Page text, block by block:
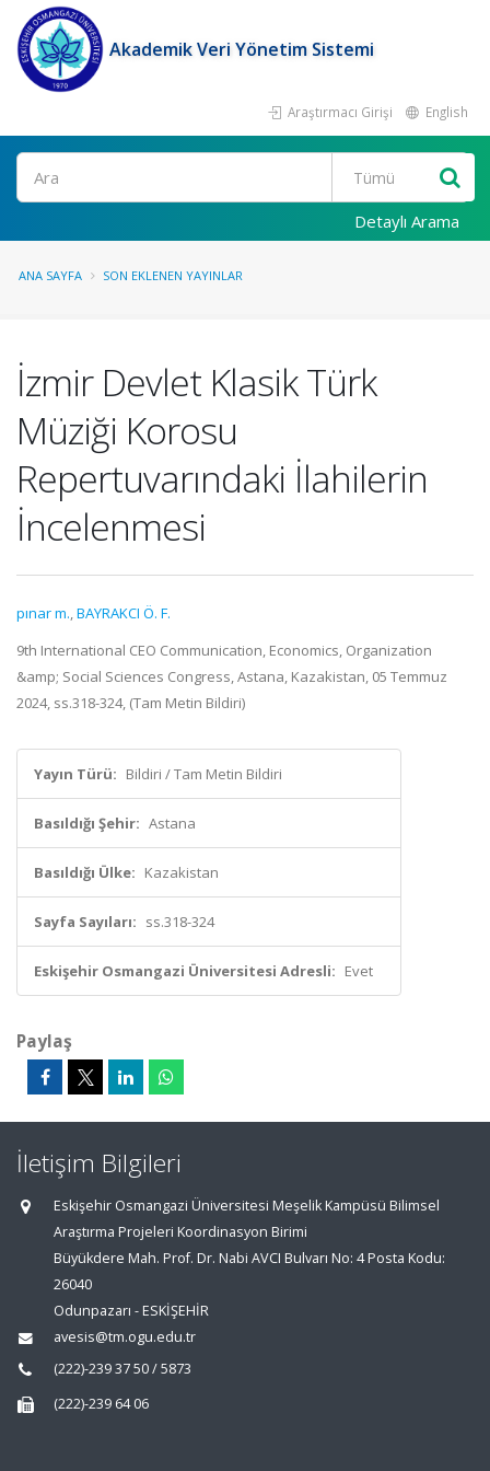
Akademik Veri Yönetim Sistemi
Araştırmacı Girişi English
Ara
Detaylı Arama
ANA SAYFA SON EKLENEN YAYINLAR
İzmir Devlet Klasik Türk
Müziği Korosu
Repertuvarındaki İlahilerin
İncelenmesi
pınar m.,BAYRAKCI Ö. F.
9th International CEO Communication, Economics, Organization
&amp; Social Sciences Congress, Astana, Kazakistan, 05 Temmuz
2024, ss.318-324, (Tam Metin Bildiri)
Yayın Türü: Bildiri / Tam Metin Bildiri
Basıldığı Şehir: Astana
Basıldığı Ülke: Kazakistan
Sayfa Sayıları: ss.318-324
Eskişehir Osmangazi Üniversitesi Adresli: Evet
Paylaş
İletişim Bilgileri
Eskişehir Osmangazi Üniversitesi Meşelik Kampüsü Bilimsel
Araştırma Projeleri Koordinasyon Birimi
Büyükdere Mah. Prof. Dr. Nabi AVCI Bulvarı No: 4 Posta Kodu:
26040
Odunpazarı - ESKİŞEHİR
avesis@tm.ogu.edu.tr
(222)-239 37 50 / 5873
(222)-239 64 06